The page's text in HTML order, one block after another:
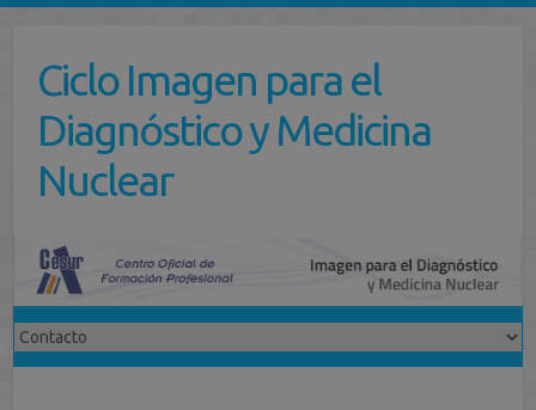
contenidoCiclo Imagen para el
Diagnóstico y Medicina
Nuclear